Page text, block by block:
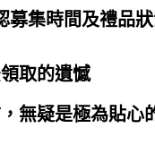
募集時間及禮品
取的遺憾
無疑是極為貼心